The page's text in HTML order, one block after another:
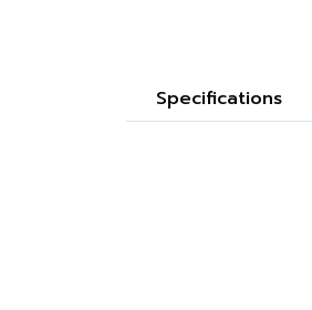
Specifications